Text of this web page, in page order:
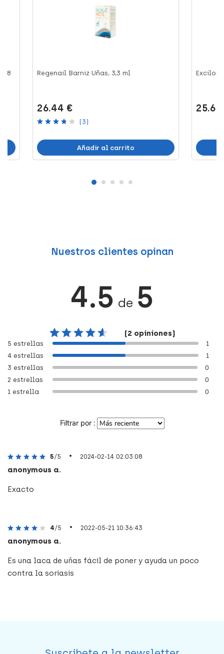
8 Regenail Barniz Uñas, 3,3 ml
26.44 €
(3)
Añadir al carrito
Excilor
Nuestros clientes opinan
4.5 de 5
(2 opiniones)
1 estrella 0
2 estrellas 0
3 estrellas 0
4 estrellas 1
5 estrellas 1
Filtrar por :
5/5 • 2024-02-14 02:03:08
anonymous a.
Exacto
4/5 • 2022-05-21 10:36:43
anonymous a.
Es una laca de uñas fácil de poner y ayuda un poco
contra la soriasis